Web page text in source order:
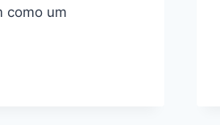
como um